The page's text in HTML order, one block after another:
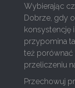
Wybierając
Dobrze, gdy
konsystencję
przypomina
też porównać
przeliczeniu
Przechowuj